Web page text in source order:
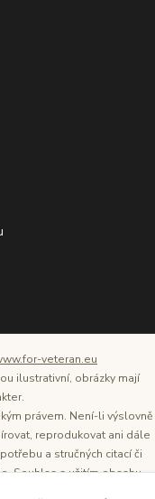
veteran.eu
ilustrativní, obrázky mají
právem. Není-li výslovně
reprodukovat ani dále
a stručných citací či
Souhlas s užitím obsahu